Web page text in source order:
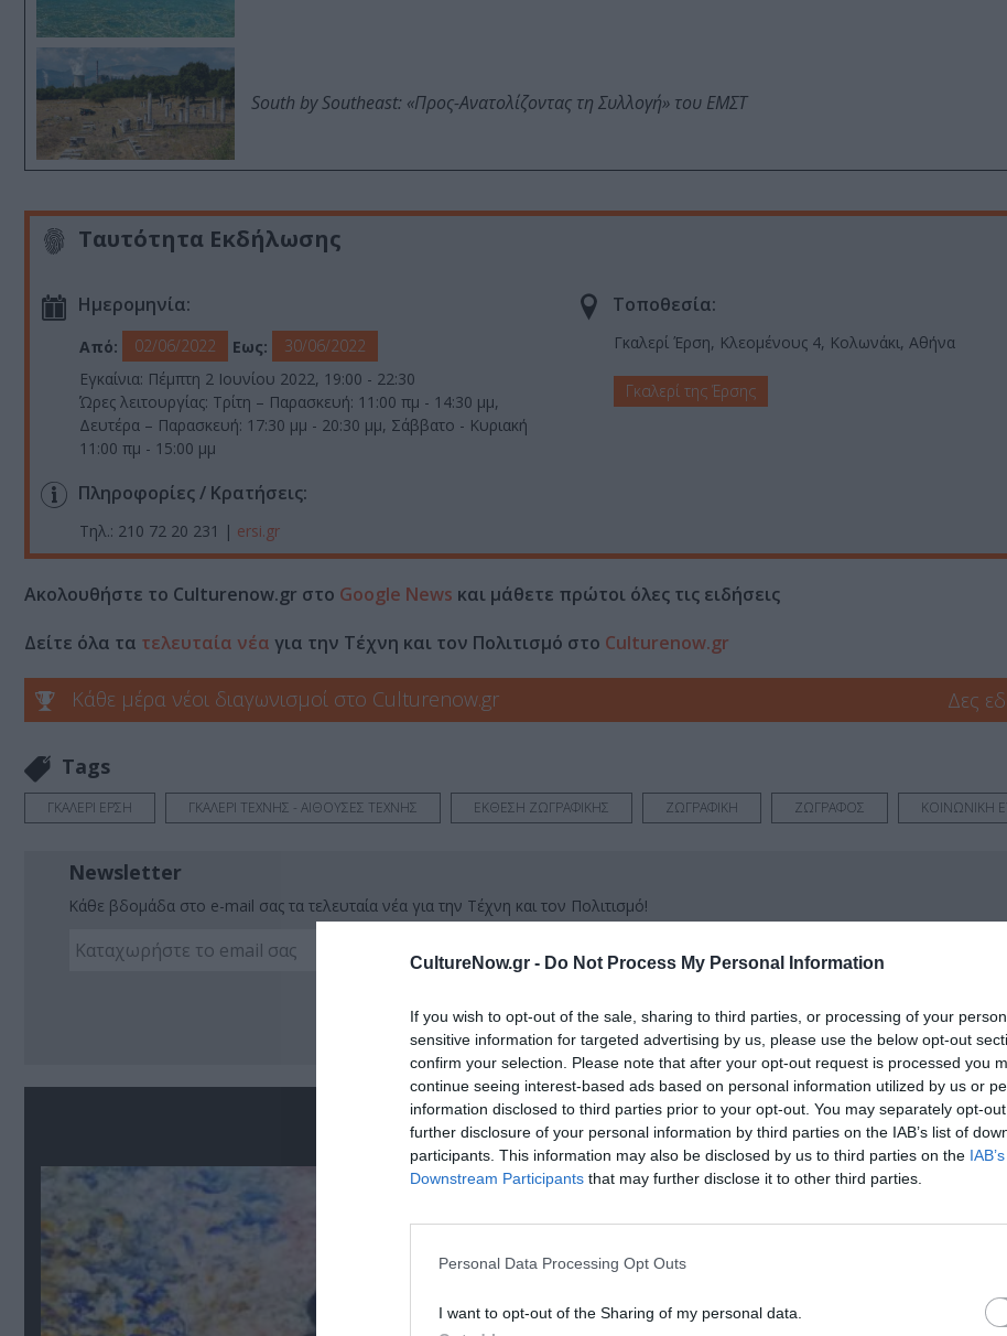
CultureNow.gr - Do Not Process My Personal Information
If you wish to opt-out of the sale, sharing to third parties, or processing of your
sensitive information for targeted advertising by us, please use the below opt-out
confirm your selection. Please note that after your opt-out request is processed you
continue seeing interest-based ads based on personal information utilized by us or
information disclosed to third parties prior to your opt-out. You may separately opt-
further disclosure of your personal information by third parties on the IAB’s list of
participants. This information may also be disclosed by us to third parties on the
Downstream Participants that may further disclose it to other third parties.
Personal Data Processing Opt Outs
I want to opt-out of the Sharing of my personal data.
South by Southeast: «Προς-Ανατολίζοντας τη Συλλογή» του ΕΜΣΤ
Ταυτότητα Εκδήλωσης
Ημερομηνία:
Από: 02/06/2022 Εως:
30/06/2022
Εγκαίνια: Πέμπτη 2 Ιουνίου 2022, 19:00 - 22:30
Ώρες λειτουργίας: Τρίτη – Παρασκευή: 11:00 πμ - 14:30 μμ,
Δευτέρα – Παρασκευή: 17:30 μμ - 20:30 μμ, Σάββατο - Κυριακή
11:00 πμ - 15:00 μμ
Τοποθεσία:
Γκαλερί Έρση, Κλεομένους 4, Κολωνάκι, Αθήνα
Γκαλερί της Έρσης
Πληροφορίες / Κρατήσεις:
Τηλ.: 210 72 20 231 | ersi.gr
Ακολουθήστε το Culturenow.gr στο Google News και μάθετε πρώτοι όλες τις ειδήσεις
Δείτε όλα τα τελευταία νέα για την Τέχνη και τον Πολιτισμό στο Culturenow.gr
Κάθε μέρα νέοι διαγωνισμοί στο Culturenow.gr Δες
Tags
ΓΚΑΛΕΡΙ ΕΡΣΗ ΓΚΑΛΕΡΙ ΤΕΧΝΗΣ - ΑΙΘΟΥΣΕΣ ΤΕΧΝΗΣ ΕΚΘΕΣΗ ΖΩΓΡΑΦΙΚΗΣ ΖΩΓΡΑΦΙΚΗ ΖΩΓΡΑΦΟΣ ΚΟΙΝΩΝΙΚΗ
Newsletter
Κάθε βδομάδα στο e-mail σας τα τελευταία νέα για την Τέχνη και τον Πολιτισμό!
Σχετικά Άρθρα